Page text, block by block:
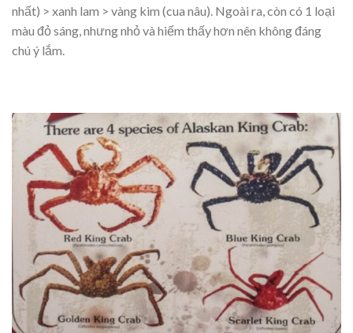
nhất) > xanh lam > vàng kim (cua nâu). Ngoài ra, còn có 1 loại
màu đỏ sáng, nhưng nhỏ và hiếm thấy hơn nên không đáng
chú ý lắm.